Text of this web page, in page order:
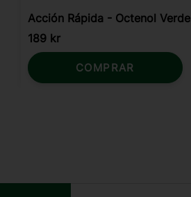
Acción Rápida - Octenol Verde
189 kr
COMPRAR